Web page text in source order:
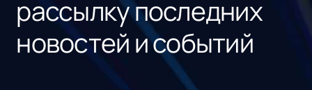
рассылку последних
новостей и событий